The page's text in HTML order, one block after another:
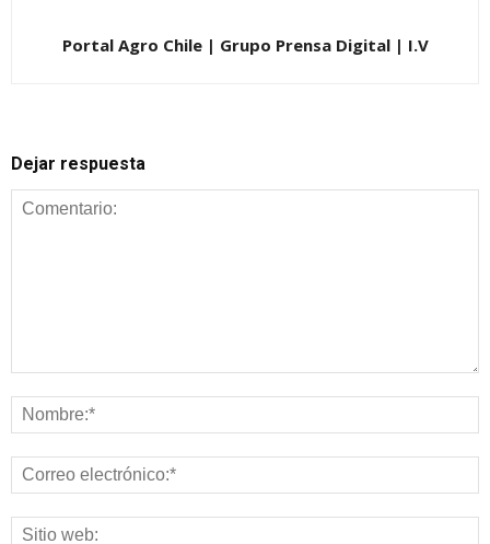
Portal Agro Chile | Grupo Prensa Digital | I.V
Dejar respuesta